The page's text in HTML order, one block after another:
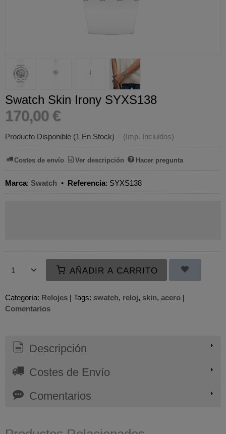
Swatch Skin Irony SYXS138
170,00 €
Producto Disponible (1 En Stock) - (Imp. Incluidos)
Costes de envío Ver descripción Hacer pregunta
Marca: Swatch • Referencia: SYXS138
AÑADIR A CARRITO
Categoría: Relojes | Tags: swatch reloj skin acero |
Comentarios
Descripción
Costes de Envío
Comentarios